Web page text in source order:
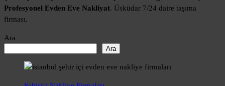
Profesyonel Evden Eve Nakliyat. Üsküdar 7/24 daire taşıma
firması.
Ara
Ara